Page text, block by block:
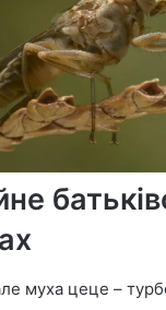
муха цеце –